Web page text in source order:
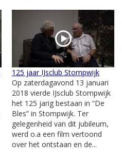
125 jaar IJsclub Stompwijk
Op zaterdagavond 13 januari
2018 vierde IJsclub Stompwijk
het 125 jarig bestaan in “De
Bles” in Stompwijk. Ter
gelegenheid van dit jubileum,
werd o.a een film vertoond
over het ontstaan en de...